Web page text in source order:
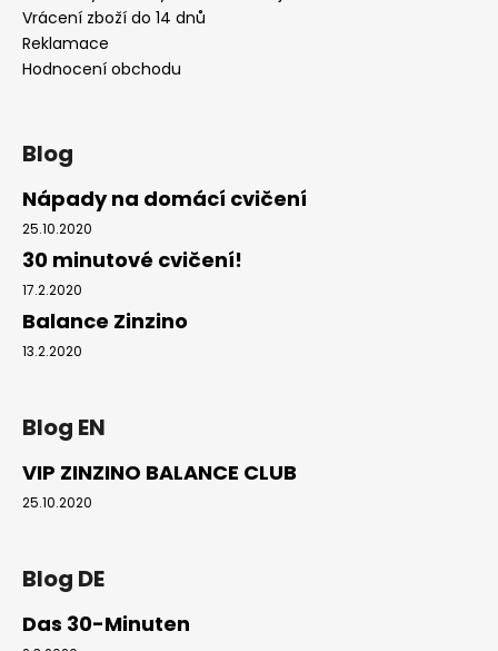
Vrácení zboží do 14 dnů
Reklamace
Hodnocení obchodu
Blog
Nápady na domácí cvičení
25.10.2020
30 minutové cvičení!
17.2.2020
Balance Zinzino
13.2.2020
Blog EN
VIP ZINZINO BALANCE CLUB
25.10.2020
Blog DE
Das 30-Minuten